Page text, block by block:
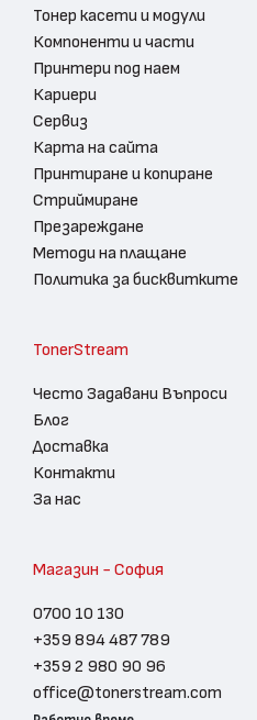
Тонер касети и модули
Компоненти и части
Принтери под наем
Кариери
Сервиз
Карта на сайта
Принтиране и копиране
Стриймиране
Презареждане
Методи на плащане
Политика за бисквитките
TonerStream
Често Задавани Въпроси
Блог
Доставка
Контакти
За нас
Магазин - София
0700 10 130
+359 894 487 789
+359 2 980 90 96
office@tonerstream.com